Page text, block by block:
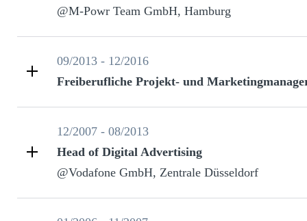
@M-Powr Team GmbH, Hamburg
09/2013 - 12/2016
Freiberufliche Projekt- und
12/2007 - 08/2013
Head of Digital Advertising
@Vodafone GmbH, Zentrale Düsseldorf